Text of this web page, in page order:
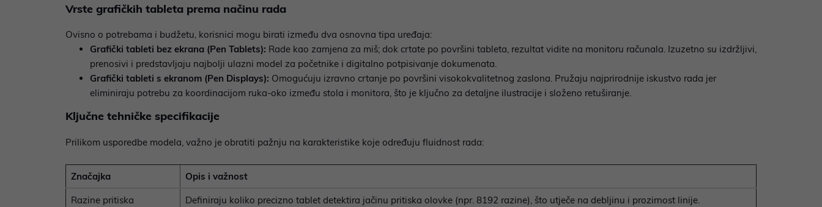
Vrste grafičkih tableta prema načinu rada
Ovisno o potrebama i budžetu, korisnici mogu birati između dva osnovna tipa uređaja:
Grafički tableti bez ekrana (Pen Tablets): Rade kao zamjena za miš; dok crtate po površini tableta, rezultat vidite na monitoru računala. Izuzetno su izdržljivi,
prenosivi i predstavljaju najbolji ulazni model za početnike i digitalno potpisivanje dokumenata.
Grafički tableti s ekranom (Pen Displays): Omogućuju izravno crtanje po površini visokokvalitetnog zaslona. Pružaju najprirodnije iskustvo rada jer
eliminiraju potrebu za koordinacijom ruka-oko između stola i monitora, što je ključno za detaljne ilustracije i složeno retuširanje.
Ključne tehničke specifikacije
Prilikom usporedbe modela, važno je obratiti pažnju na karakteristike koje određuju fluidnost rada:
Značajka Opis i važnost
Razine pritiska
Definiraju koliko precizno tablet detektira jačinu pritiska olovke (npr. 8192 razine), što utječe na debljinu i prozirnost linije.